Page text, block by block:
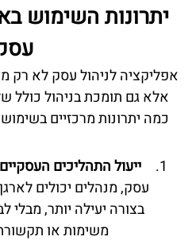
יתרונות השימוש
אפליקציה לניהול עסק לא רק
אלא גם תומכת בניהול כולל
כמה יתרונות מרכזיים
ייעול התהליכים העסקיים
עסק, מנהלים יכולים
בצורה יעילה יותר, מבלי
משימות או